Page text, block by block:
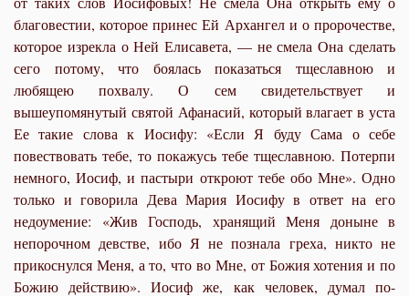
благовестии, которое принес Ей Архангел и о пророчестве,
которое изрекла о Ней Елисавета, — не смела Она сделать
сего потому, что боялась показаться тщеславною и
любящею похвалу. О сем свидетельствует и
вышеупомянутый святой Афанасий, который влагает в уста
Ее такие слова к Иосифу: «Если Я буду Сама о себе
повествовать тебе, то покажусь тебе тщеславною. Потерпи
немного, Иосиф, и пастыри откроют тебе обо Мне». Одно
только и говорила Дева Мария Иосифу в ответ на его
недоумение: «Жив Господь, хранящий Меня доныне в
непорочном девстве, ибо Я не познала греха, никто не
прикоснулся Меня, а то, что во Мне, от Божия хотения и по
Божию действию». Иосиф же, как человек, думал по-